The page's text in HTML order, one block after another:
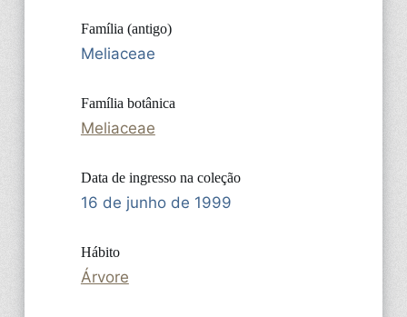
Família (antigo)
Meliaceae
Família botânica
Meliaceae
Data de ingresso na coleção
16 de junho de 1999
Hábito
Árvore